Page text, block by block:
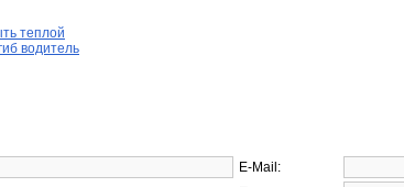
теплой
водитель
E-Mail: